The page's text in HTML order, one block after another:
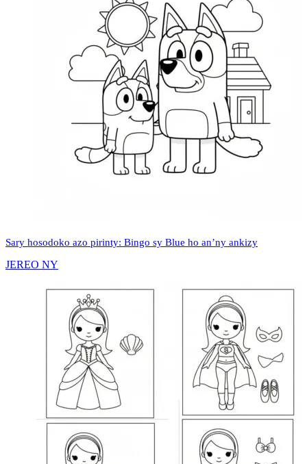
Sary hosodoko azo pirinty: Bingo sy Blue ho an’ny ankizy
JEREO NY